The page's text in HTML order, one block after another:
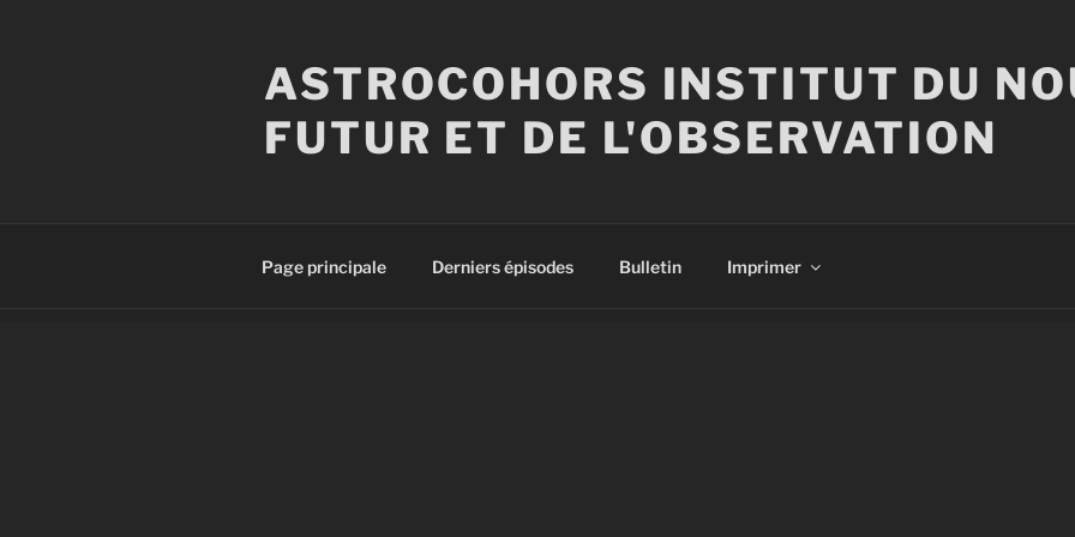
ASTROCOHORS INSTITUT DU
FUTUR ET DE L'OBSERVATION
Page principale Derniers épisodes Bulletin Imprimer